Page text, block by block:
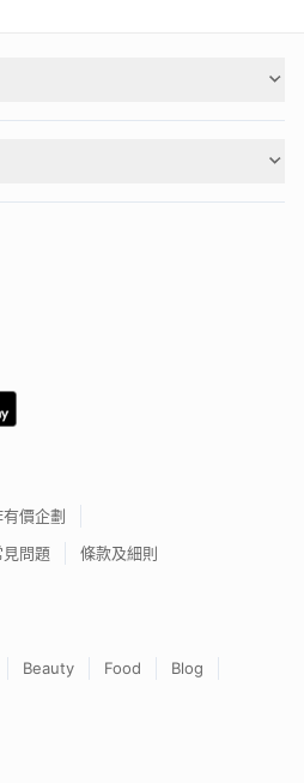
價企劃
見問題 條款及細則
Beauty Food
Blog